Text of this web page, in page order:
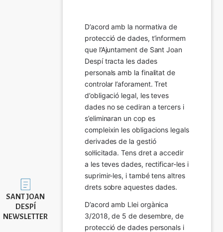
Imatge
SANT JOAN
DESPÍ
NEWSLETTER
D’acord amb la normativa de
protecció de dades, t’informem
que l’Ajuntament de Sant Joan
Despí tracta les dades
personals amb la finalitat de
controlar l’aforament. Tret
d’obligació legal, les teves
dades no se cediran a tercers i
s’eliminaran un cop es
compleixin les obligacions legals
derivades de la gestió
sol·licitada. Tens dret a accedir
a les teves dades, rectificar-les i
suprimir-les, i també tens altres
drets sobre aquestes dades.
D’acord amb Llei orgànica
3/2018, de 5 de desembre, de
protecció de dades personals i